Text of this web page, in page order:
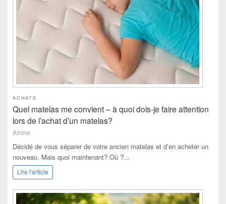
ACHATS
Quel matelas me convient – à quoi dois-je faire attention
lors de l’achat d’un matelas?
Amine
Décidé de vous séparer de votre ancien matelas et d’en acheter un
nouveau. Mais quoi maintenant? Où ?…
Lire l'article